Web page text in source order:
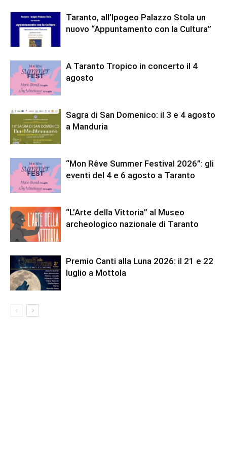
Taranto, all’Ipogeo Palazzo Stola un
nuovo “Appuntamento con la Cultura”
A Taranto Tropico in concerto il 4
agosto
Sagra di San Domenico: il 3 e 4 agosto
a Manduria
“Mon Rêve Summer Festival 2026”: gli
eventi del 4 e 6 agosto a Taranto
“L’Arte della Vittoria” al Museo
archeologico nazionale di Taranto
Premio Canti alla Luna 2026: il 21 e 22
luglio a Mottola